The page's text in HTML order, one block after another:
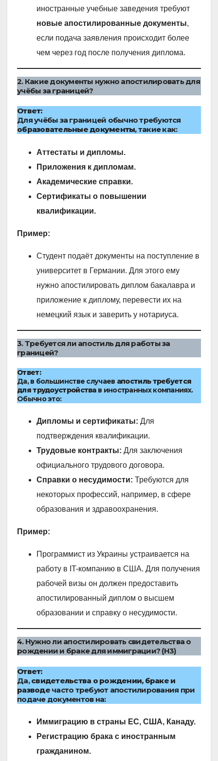
иностранные учебные заведения требуют
новые апостилированные документы,
если подача заявления происходит более
чем через год после получения диплома.
2. Какие документы нужно апостилировать для
учёбы за границей?
Ответ:
Для учёбы за границей обычно требуются
образовательные документы, такие как:
Аттестаты и дипломы.
Приложения к дипломам.
Академические справки.
Сертификаты о повышении
квалификации.
Пример:
Студент подаёт документы на поступление в
университет в Германии. Для этого ему
нужно апостилировать диплом бакалавра и
приложение к диплому, перевести их на
немецкий язык и заверить у нотариуса.
3. Требуется ли апостиль для работы за
границей?
Ответ:
Да, в большинстве случаев апостиль требуется
для трудоустройствав иностранных компаниях.
Обычно это:
Дипломы и сертификаты: Для
подтверждения квалификации.
Трудовые контракты: Для заключения
официального трудового договора.
Справки о несудимости: Требуются для
некоторых профессий, например, в сфере
образования и здравоохранения.
Пример:
Программист из Украины устраивается на
работу в IT-компанию в США. Для получения
рабочей визы он должен предоставить
апостилированный диплом о высшем
образовании и справку о несудимости.
4. Нужно ли апостилировать свидетельства о
рождении и браке для иммиграции? (H3)
Ответ:
Да,свидетельства о рождении, браке и
разводечасто требуют апостилирования при
подаче документов на:
Иммиграцию в страны ЕС, США, Канаду.
Регистрацию брака с иностранным
гражданином.